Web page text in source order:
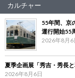
カルチャー
55年間、京
運行開始55
2026年8月6
夏季企画展「秀吉・秀長
2026年8月6日